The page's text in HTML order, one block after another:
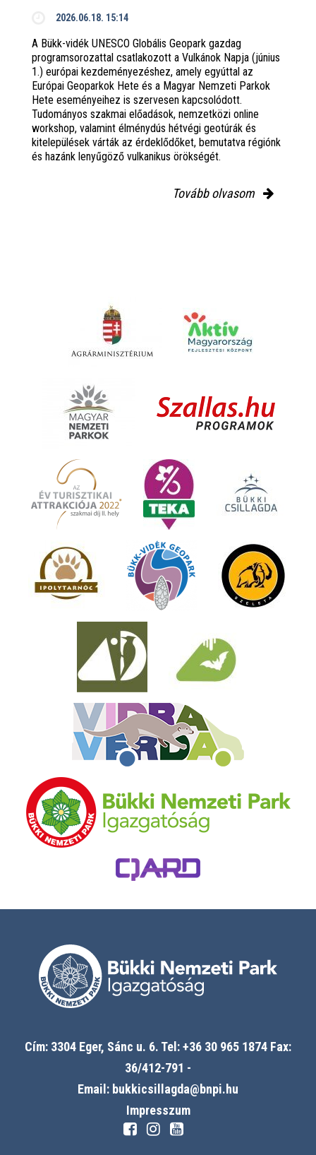
2026.06.18. 15:14
A Bükk-vidék UNESCO Globális Geopark gazdag
programsorozattal csatlakozott a Vulkánok Napja (június
1.) európai kezdeményezéshez, amely egyúttal az
Európai Geoparkok Hete és a Magyar Nemzeti Parkok
Hete eseményeihez is szervesen kapcsolódott.
Tudományos szakmai előadások, nemzetközi online
workshop, valamint élménydús hétvégi geotúrák és
kitelepülések várták az érdeklődőket, bemutatva régiónk
és hazánk lenyűgöző vulkanikus örökségét.
Tovább olvasom
Cím: 3304 Eger, Sánc u. 6. Tel: +36 30 965 1874 Fax:
36/412-791 -
Email: bukkicsillagda@bnpi.hu
Impresszum